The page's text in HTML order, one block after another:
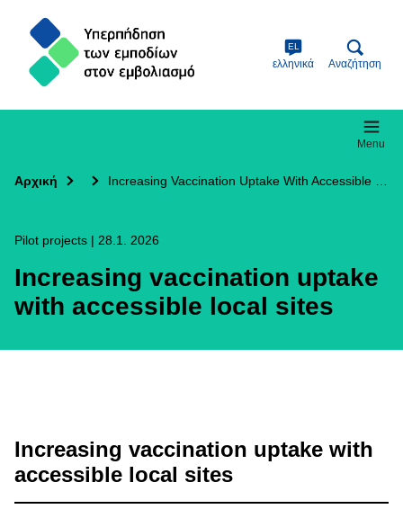
content
EL
ελληνικά Αναζήτηση
Menu
Αρχική
Pilot projects | 28.1. 2026
Increasing vaccination uptake
with accessible local sites
Increasing vaccination uptake with
accessible local sites